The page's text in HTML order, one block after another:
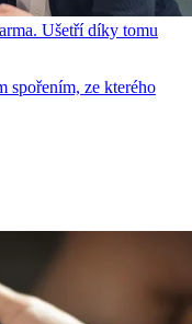
Ušetří díky tomu
spořením, ze kterého